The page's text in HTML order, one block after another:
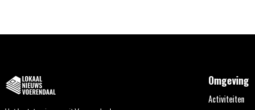
Omgeving
Activiteiten